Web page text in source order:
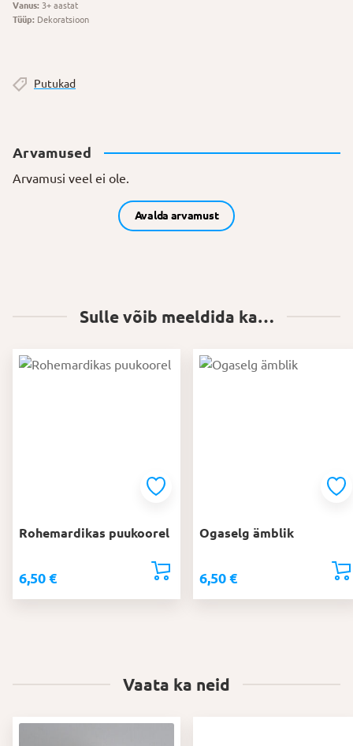
Vanus: 3+ aastat
Tüüp: Dekoratsioon
Putukad
Arvamused
Arvamusi veel ei ole.
Avalda arvamust
Sulle võib meeldida ka…
Rohemardikas puukoorel
6,50 €
Ogaselg ämblik
6,50 €
Vaata ka neid